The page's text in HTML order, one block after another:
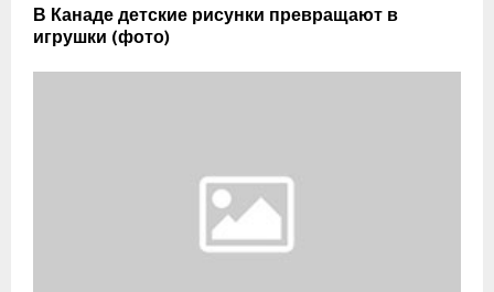
В Канаде детские рисунки превращают в
игрушки (фото)